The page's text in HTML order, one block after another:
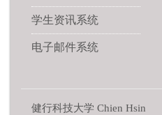
学生资讯系统
电子邮件系统
健行科技大学 Chien Hsin